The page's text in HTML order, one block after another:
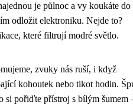
je půlnoc a vy koukáte do
odložit elektroniku. Nejde to?
které filtrují modré světlo.
zvuky nás ruší, i když
kohoutek nebo tikot hodin.
si pořiďte přístroj s bílým šumem